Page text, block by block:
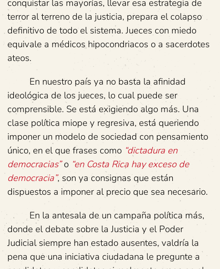
conquistar las mayorías, llevar esa estrategia de
terror al terreno de la justicia, prepara el colapso
definitivo de todo el sistema. Jueces con miedo
equivale a médicos hipocondriacos o a sacerdotes
ateos.
En nuestro país ya no basta la afinidad
ideológica de los jueces, lo cual puede ser
comprensible. Se está exigiendo algo más. Una
clase política miope y regresiva, está queriendo
imponer un modelo de sociedad con pensamiento
único, en el que frases como “dictadura en
democracias”o “en Costa Rica hay exceso de
democracia”, son ya consignas que están
dispuestos a imponer al precio que sea necesario.
En la antesala de un campaña política más,
donde el debate sobre la Justicia y el Poder
Judicial siempre han estado ausentes, valdría la
pena que una iniciativa ciudadana le pregunte a